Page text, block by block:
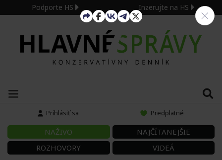
Podporte HS Inzerujte na HS
Prihlásiť sa Predplatné
NAŽIVO
NAJČÍTANEJŠIE
ROZHOVORY
VIDEÁ